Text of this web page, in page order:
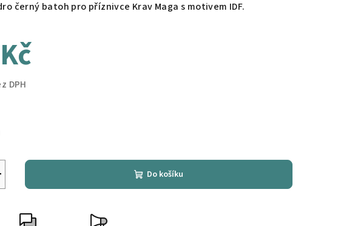
černý batoh pro příznivce Krav Maga s motivem IDF.
DPH
Do košíku